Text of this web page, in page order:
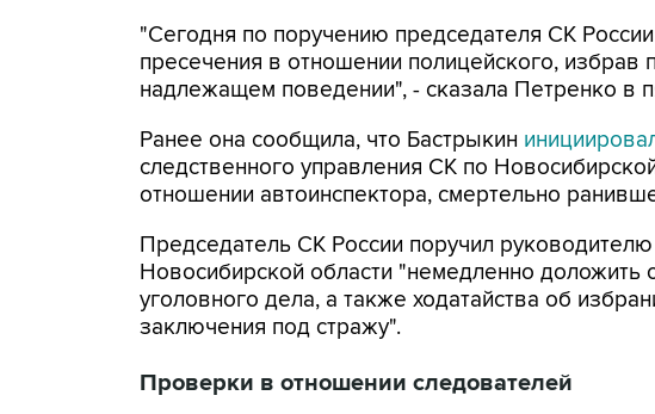
"Сегодня по поручению председателя СК
пресечения в отношении полицейского, избрав
надлежащем поведении", - сказала Петренко в
Ранее она сообщила, что Бастрыкин
следственного управления СК по
отношении автоинспектора, смертельно
Председатель СК России поручил
Новосибирской области "немедленно доложить
уголовного дела, а также ходатайства об
заключения под стражу".
Проверки в отношении следователей